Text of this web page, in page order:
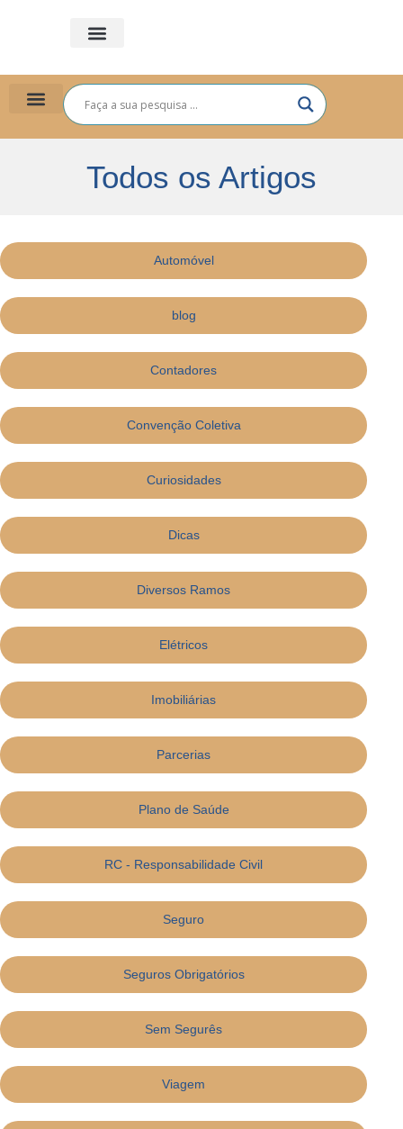
Todos os Artigos
Automóvel
blog
Contadores
Convenção Coletiva
Curiosidades
Dicas
Diversos Ramos
Elétricos
Imobiliárias
Parcerias
Plano de Saúde
RC - Responsabilidade Civil
Seguro
Seguros Obrigatórios
Sem Segurês
Viagem